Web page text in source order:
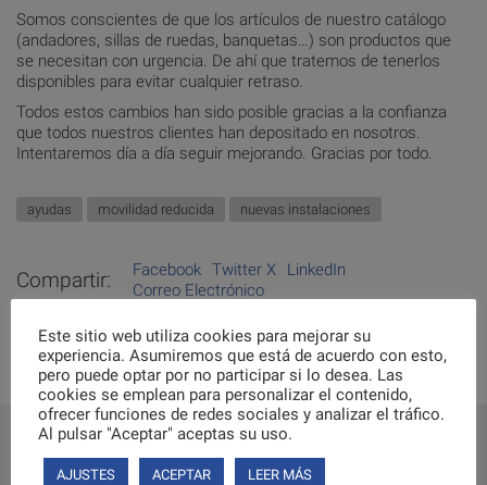
Somos conscientes de que los artículos de nuestro catálogo
(andadores, sillas de ruedas, banquetas…) son productos que
se necesitan con urgencia. De ahí que tratemos de tenerlos
disponibles para evitar cualquier retraso.
Todos estos cambios han sido posible gracias a la confianza
que todos nuestros clientes han depositado en nosotros.
Intentaremos día a día seguir mejorando. Gracias por todo.
ayudas movilidad reducida nuevas instalaciones
Compartir: Facebook Twitter X
LinkedIn
Correo Electrónico
Este sitio web utiliza cookies para mejorar su
experiencia. Asumiremos que está de acuerdo con esto,
pero puede optar por no participar si lo desea. Las
cookies se emplean para personalizar el contenido,
ofrecer funciones de redes sociales y analizar el tráfico.
Al pulsar "Aceptar" aceptas su uso.
AJUSTES ACEPTAR LEER MÁS